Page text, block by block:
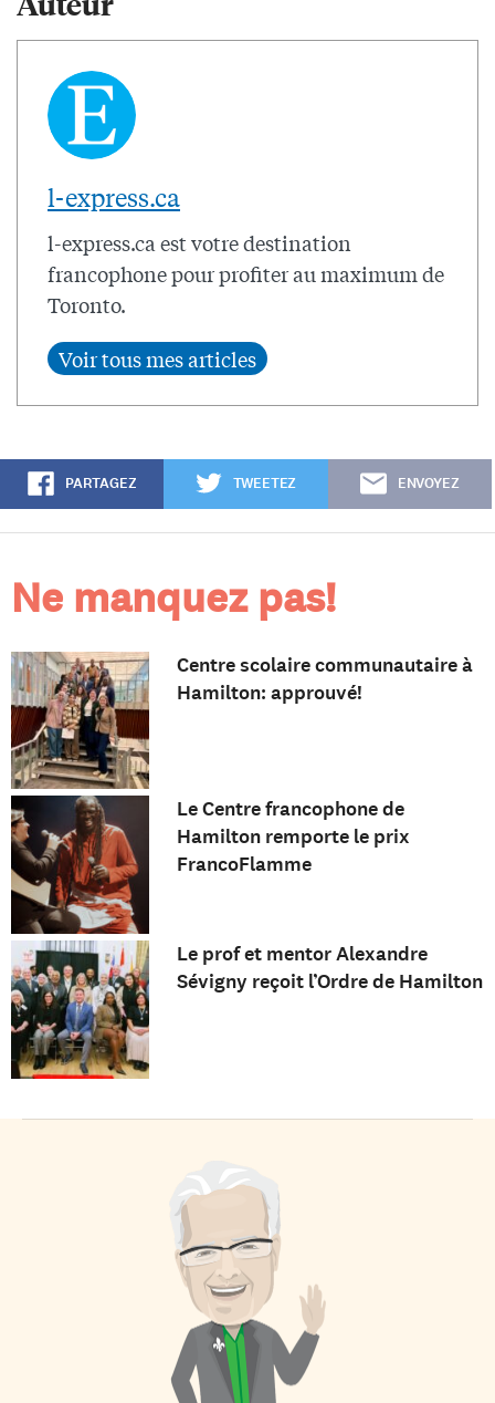
l-express.ca
l-express.ca est votre destination
francophone pour profiter au maximum de
Toronto.
PARTAGEZ TWEETEZ ENVOYEZ
Ne manquez pas!
Centre scolaire communautaire à
Hamilton: approuvé!
Le Centre francophone de
Hamilton remporte le prix
FrancoFlamme
Le prof et mentor Alexandre
Sévigny reçoit l’Ordre de Hamilton